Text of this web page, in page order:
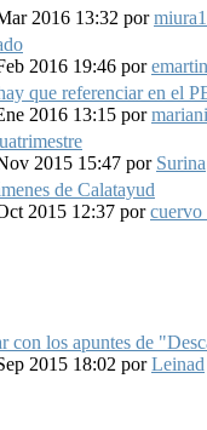
2016 13:32 por
2016 19:46 por
que referenciar en el
2016 13:15 por
2015 15:47 por Surina
de Calatayud
2015 12:37 porcuervo
con los apuntes de
2015 18:02 porLeinad